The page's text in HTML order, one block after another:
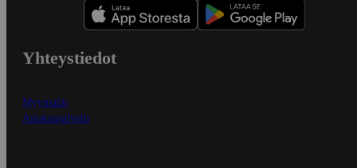
Yhteystiedot
Myymälät
Asiakaspalvelu